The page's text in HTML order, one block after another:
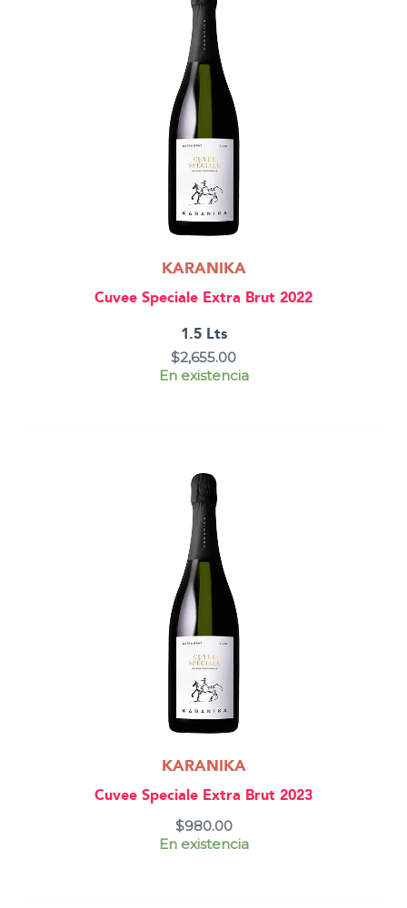
KARANIKA
Cuvee Speciale Extra Brut 2022
1.5 Lts
$2,655.00
En existencia
KARANIKA
Cuvee Speciale Extra Brut 2023
$980.00
En existencia